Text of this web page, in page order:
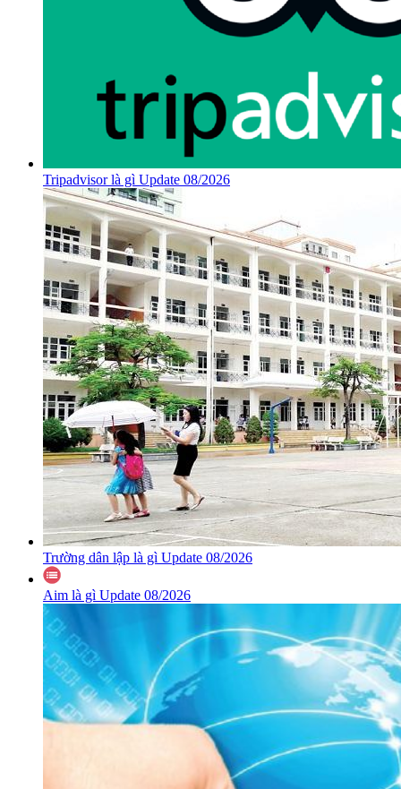
Tripadvisor là gì Update 08/2026
Trường dân lập là gì Update 08/2026
Aim là gì Update 08/2026